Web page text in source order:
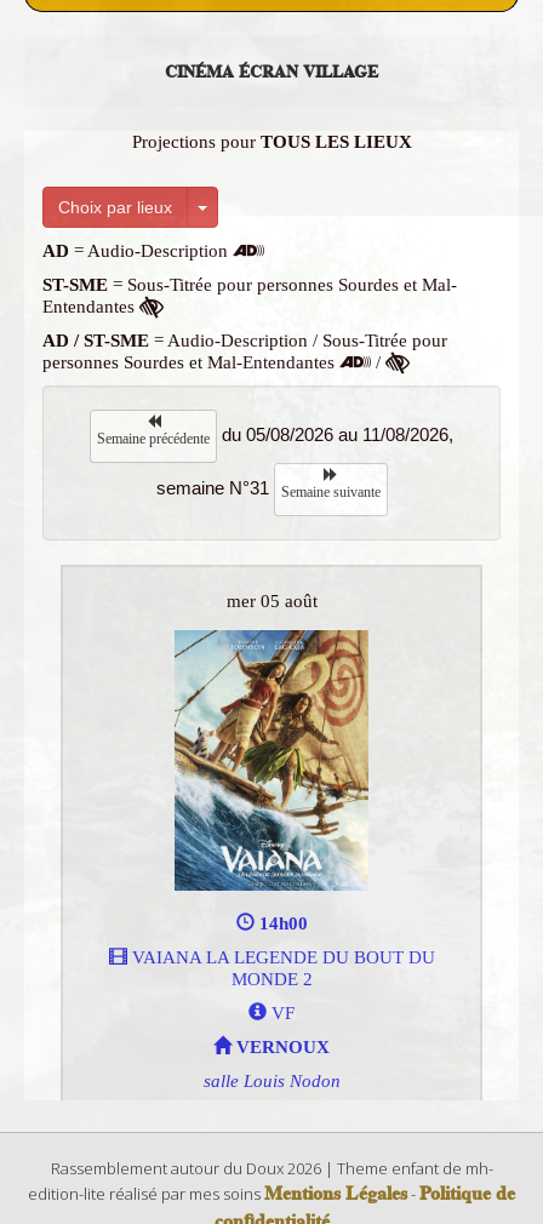
CINÉMA ÉCRAN VILLAGE
Rassemblement autour du Doux 2026 | Theme enfant de mh-
edition-lite réalisé par mes soinsMentions Légales-Politique de